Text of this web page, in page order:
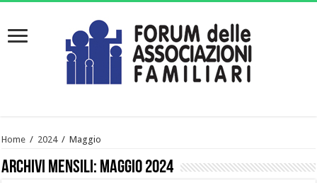
Home / 2024 / Maggio
Archivi mensili: Maggio 2024